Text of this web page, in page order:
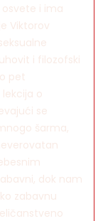
i ima
Viktorov
i filozofski
pet
o
se
šarma,
dok nam
zabavnu